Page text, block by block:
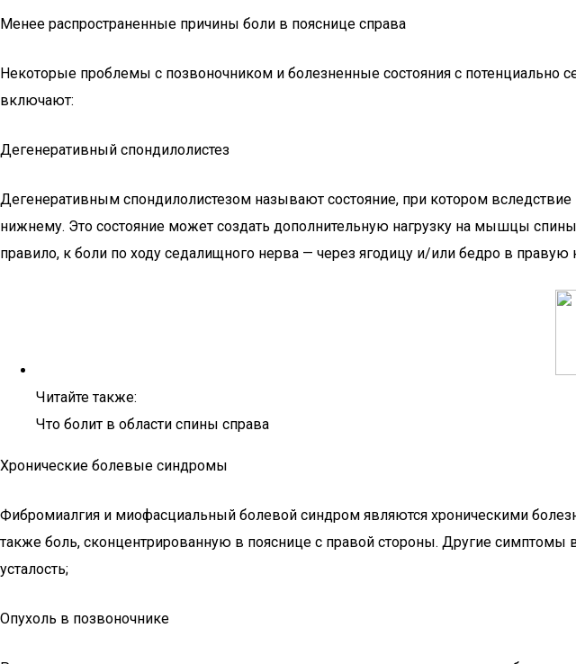
Менее распространенные причины боли в пояснице справа
Некоторые проблемы с позвоночником и болезненные состояния с потенциально
включают:
Дегенеративный спондилолистез
Дегенеративным спондилолистезом называют состояние, при котором
нижнему. Это состояние может создать дополнительную нагрузку на мышцы
правило, к боли по ходу седалищного нерва — через ягодицу и/или бедро в правую
Читайте также:
Что болит в области спины справа
Хронические болевые синдромы
Фибромиалгия и миофасциальный болевой синдром являются хроническими
также боль, сконцентрированную в пояснице с правой стороны. Другие симптомы
усталость;
Опухоль в позвоночнике